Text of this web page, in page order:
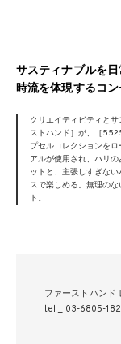
サスティナブルを
時流を体現するコ
クリエイティビティと
ストハンド］が、［
プセルコレクションを
アルが使用され、ハリ
ットと、主張しすぎな
スで楽しめる。無理の
ト。
ファーストハンド
tel _ 03-6805-